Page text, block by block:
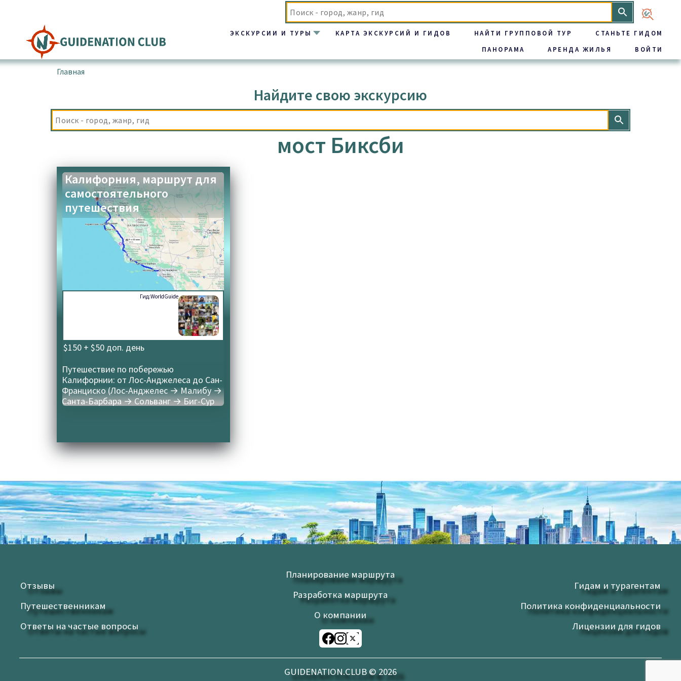
содержимому
ЭКСКУРСИИ И ТУРЫ КАРТА ЭКСКУРСИЙ И ГИДОВ НАЙТИ ГРУППОВОЙ ТУР
СТАНЬТЕ ГИДОМ
ПАНОРАМА
АРЕНДА ЖИЛЬЯ ВОЙТИ
Главная
Найдите свою экскурсию
мост Биксби
Калифорния, маршрут для
самостоятельного
путешествия
Гид:WorldGuide
$150 + $50 доп. день
Путешествие по побережью
Калифорнии: от Лос-Анджелеса до Сан-
Франциско (Лос-Анджелес → Малибу →
Санта-Барбара → Сольванг → Биг-Сур
Отзывы
Путешественникам
Ответы на частые вопросы
Планирование маршрута
Разработка маршрута
О компании
Гидам и турагентам
Политика конфиденциальности
Лицензии для гидов
GUIDENATION.CLUB ©2026